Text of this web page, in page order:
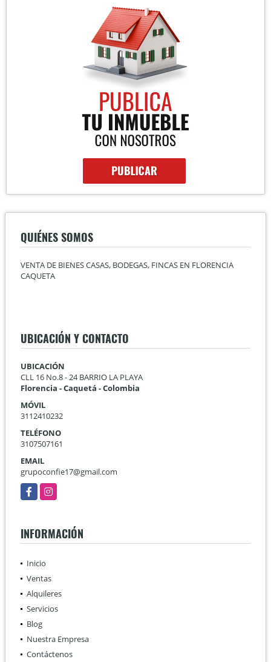
QUIÉNES SOMOS
VENTA DE BIENES CASAS, BODEGAS, FINCAS EN FLORENCIA
CAQUETA
UBICACIÓN Y CONTACTO
UBICACIÓN
CLL 16 No.8 - 24 BARRIO LA PLAYA
Florencia - Caquetá - Colombia
MÓVIL
3112410232
TELÉFONO
3107507161
EMAIL
grupoconfie17@gmail.com
FacebookInstagram
INFORMACIÓN
Inicio
Ventas
Alquileres
Servicios
Blog
Nuestra Empresa
Contáctenos